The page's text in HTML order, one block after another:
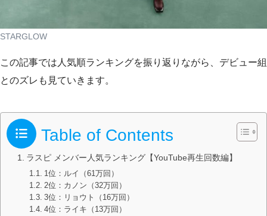
STARGLOW
この記事では人気順ランキングを振り返りながら、デビュー組
とのズレも見ていきます。
Table of Contents
ラスピ メンバー人気ランキング【YouTube再生回数編】
1位：ルイ（61万回）
2位：カノン（32万回）
3位：リョウト（16万回）
4位：ライキ（13万回）